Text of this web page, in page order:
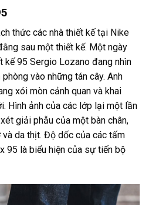
thức các nhà thiết kế tại Nike
sau một thiết kế. Một ngày
kế 95 Sergio Lozano đang nhìn
vào những tán cây. Anh
xói mòn cảnh quan và khai
Hình ảnh của các lớp lại một lần
giải phẫu của một bàn chân,
da thịt. Độ dốc của các tấm
95 là biểu hiện của sự tiến bộ